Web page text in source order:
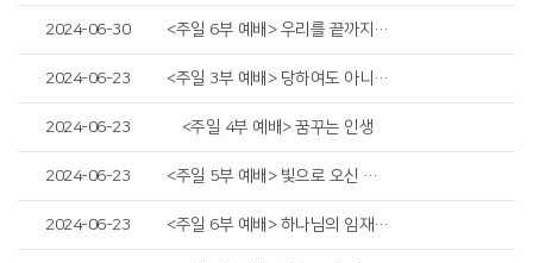
2024-06-30 <주일 6부 예배> 우리를 끝까지 만들어가시는 하나님
2024-06-23 <주일 3부 예배> 당하여도 아니하며
2024-06-23 <주일 4부 예배> 꿈꾸는 인생
2024-06-23 <주일 5부 예배> 빛으로 오신 예수님
2024-06-23 <주일 6부 예배> 하나님의 임재 회복